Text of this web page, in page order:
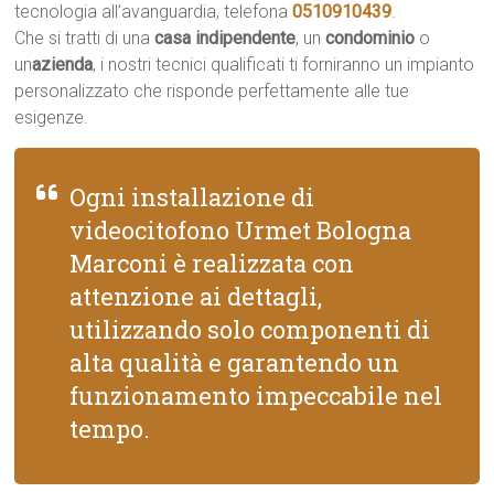
tecnologia all’avanguardia, telefona0510910439.
Che si tratti di unacasa indipendente, uncondominio o
unazienda, i nostri tecnici qualificati ti forniranno un impianto
personalizzato che risponde perfettamente alle tue
esigenze.
Ogni installazione di
videocitofono Urmet Bologna
Marconi è realizzata con
attenzione ai dettagli,
utilizzando solo componenti di
alta qualità e garantendo un
funzionamento impeccabile nel
tempo.